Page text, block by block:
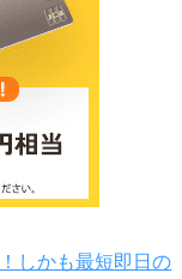
しかも最短即日の